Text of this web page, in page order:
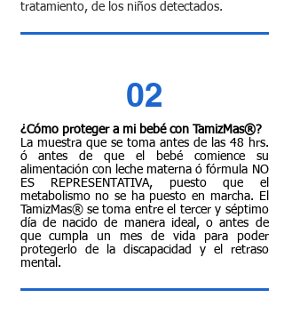
tratamiento, de los niños detectados.
02
¿Cómo proteger a mi bebé con TamizMas®?
La muestra que se toma antes de las 48 hrs.
ó antes de que el bebé comience su
alimentación con leche materna ó fórmula NO
ES REPRESENTATIVA, puesto que el
metabolismo no se ha puesto en marcha. El
TamizMas® se toma entre el tercer y séptimo
día de nacido de manera ideal, o antes de
que cumpla un mes de vida para poder
protegerlo de la discapacidad y el retraso
mental.